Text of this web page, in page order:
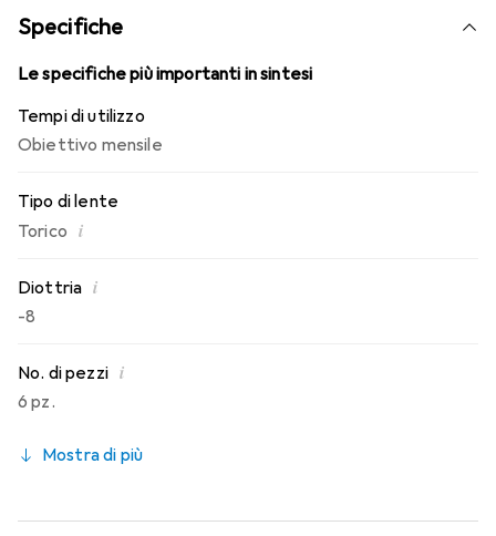
interruzioni per tutto il giorno con le lenti mensili.
Specifiche
Le specifiche più importanti in sintesi
Tempi di utilizzo
Obiettivo mensile
Tipo di lente
Torico i
Diottria i
-8
No. di pezzi i
6 pz.
Mostra di più